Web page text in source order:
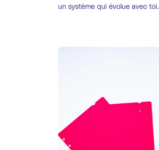
un système qui évolue avec toi.